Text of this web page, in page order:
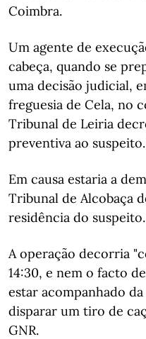
Coimbra.
Um agente de
cabeça, quando se
uma decisão judicial,
freguesia de Cela, no
Tribunal de Leiria
preventiva ao suspeito.
Em causa estaria a
Tribunal de Alcobaça
residência do suspeito.
A operação decorria
14:30, e nem o facto
estar acompanhado
disparar um tiro de
GNR.